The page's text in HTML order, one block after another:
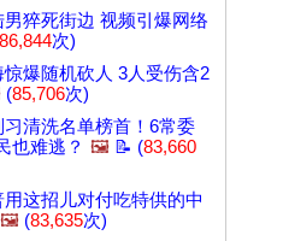
男猝死街边 视频引爆网络
86,844次)
惊爆随机砍人 3人受伤含2
(85,706次)
习清洗名单榜首！6常委
也难逃？ 🖼️ 📝 (83,660
用这招儿对付吃特供的中
🖼️ (83,635次)